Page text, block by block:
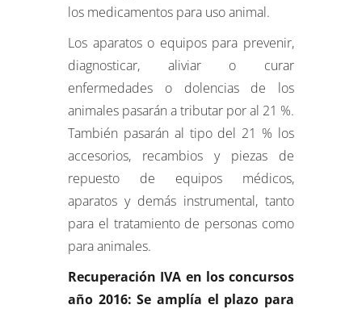
los medicamentos para uso animal.
Los aparatos o equipos para prevenir,
diagnosticar, aliviar o curar
enfermedades o dolencias de los
animales pasarán a tributar por al 21 %.
También pasarán al tipo del 21 % los
accesorios, recambios y piezas de
repuesto de equipos médicos,
aparatos y demás instrumental, tanto
para el tratamiento de personas como
para animales.
Recuperación IVA en los concursos
año 2016: Se amplía el plazo para